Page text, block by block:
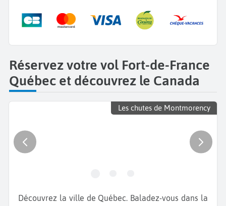
Réservez votre vol Fort-de-France
Québec et découvrez le Canada
Les chutes de Montmorency
Découvrez la ville de Québec. Baladez-vous dans la